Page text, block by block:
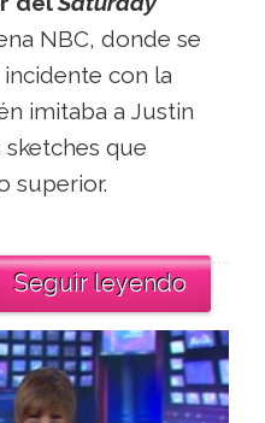
NBC, donde se
con la
imitaba a Justin
que
superior.
Seguir leyendo